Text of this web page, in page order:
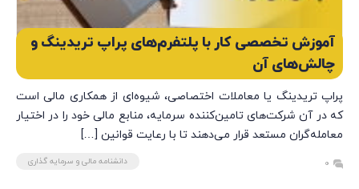
آموزش تخصصی کار با پلتفرم‌های پراپ تریدینگ و
چالش‌های آن
پراپ تریدینگ یا معاملات اختصاصی، شیوه‌ای از همکاری مالی است
که در آن شرکت‌های تامین‌کننده سرمایه، منابع مالی خود را در اختیار
معامله‌گران مستعد قرار می‌دهند تا با رعایت قوانین […]
0 دانشنامه مالی و سرمایه گذاری